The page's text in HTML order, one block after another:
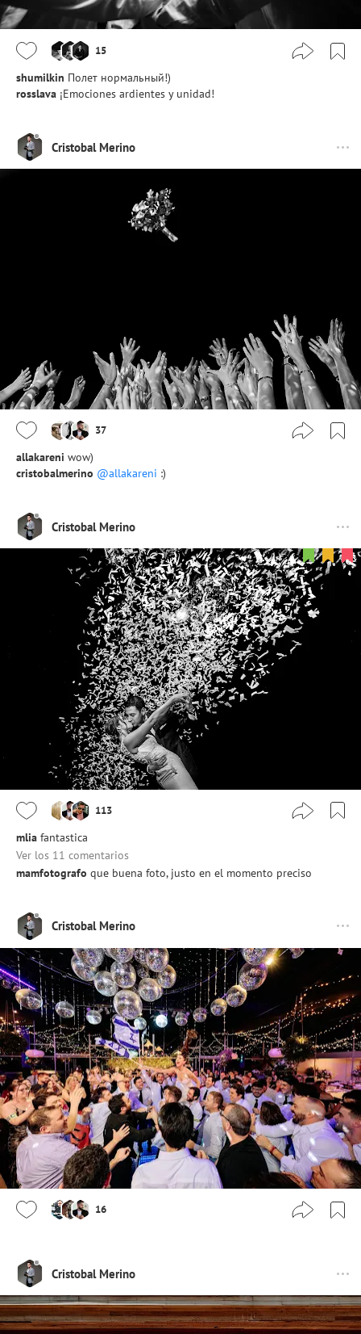
15
shumilkin Полет нормальный!)
rosslava ¡Emociones ardientes y unidad!
Cristobal Merino
37
allakareni wow)
cristobalmerino @allakareni :)
Cristobal Merino
113
mlia fantastica
Ver los 11 comentarios
mamfotografo que buena foto, justo en el momento preciso
Cristobal Merino
16
Cristobal Merino